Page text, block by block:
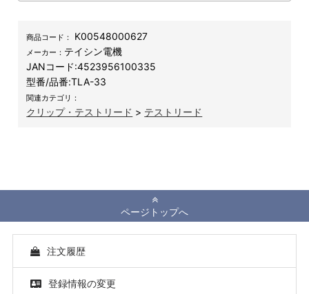
商品コード： K00548000627
メーカー： テイシン電機
JANコード:4523956100335
型番/品番:TLA-33
関連カテゴリ：
クリップ・テストリード > テストリード
ページトップへ
注文履歴
登録情報の変更